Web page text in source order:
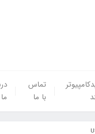
تماس
با ما
ما